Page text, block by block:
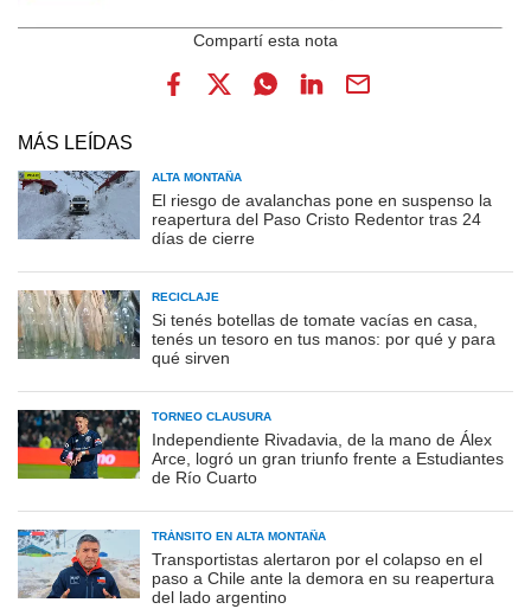
MÁS LEÍDAS
ALTA MONTAÑA
El riesgo de avalanchas pone en suspenso la
reapertura del Paso Cristo Redentor tras 24
días de cierre
RECICLAJE
Si tenés botellas de tomate vacías en casa,
tenés un tesoro en tus manos: por qué y para
qué sirven
TORNEO CLAUSURA
Independiente Rivadavia, de la mano de Álex
Arce, logró un gran triunfo frente a Estudiantes
de Río Cuarto
TRÁNSITO EN ALTA MONTAÑA
Transportistas alertaron por el colapso en el
paso a Chile ante la demora en su reapertura
del lado argentino